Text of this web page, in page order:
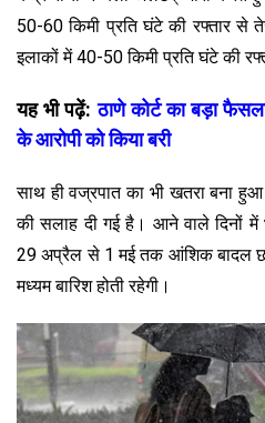
50-60 किमी प्रति घंटे की रफ्तार
इलाकों में 40-50 किमी प्रति घंटे की
यह भी पढ़ें:ठाणे कोर्ट का बड़ा
के आरोपी को किया बरी
साथ ही वज्रपात का भी खतरा बना
की सलाह दी गई है। आने वाले दिनों में
29 अप्रैल से 1 मई तक आंशिक बादल
मध्यम बारिश होती रहेगी।